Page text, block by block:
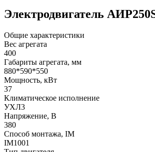
Электродвигатель
Общие характеристики
Вес агрегата
400
Габариты агрегата, мм
880*590*550
Мощность, кВт
37
Климатическое исполнение
УХЛ3
Напряжение, В
380
Способ монтажа, IM
IM1001